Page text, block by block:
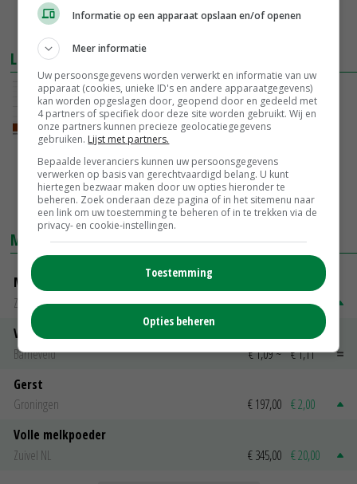
LEES OOK
Melkveebedrijf buiten EU groter dan er
binnen
26-01-2016
CBS: steeds grotere veehouderijbedrijven
22-12-2015
MARKTPRIJZEN
Magere melkpoeder
Zuivel NL
€ 269,00 € 7,00
Vleeskuikens 2001-2600 gr
Barneveld
€ 1,09~ € 1,11
Gerst
Groningen
€ 197,00 € 2,00
Volle melkpoeder
Zuivel NL
€ 345,00 € 20,00
Informatie op een apparaat opslaan en/of openen
Meer informatie
Uw persoonsgegevens worden verwerkt en informatie van uw
apparaat (cookies, unieke ID's en andere apparaatgegevens)
kan worden opgeslagen door, geopend door en gedeeld met
4 partners of specifiek door deze site worden gebruikt. Wij en
onze partners kunnen precieze geolocatiegegevens
gebruiken. Lijst met partners.
Bepaalde leveranciers kunnen uw persoonsgegevens
verwerken op basis van gerechtvaardigd belang. U kunt
hiertegen bezwaar maken door uw opties hieronder te
beheren. Zoek onderaan deze pagina of in het sitemenu naar
een link om uw toestemming te beheren of in te trekken via de
privacy- en cookie-instellingen.
Toestemming
Opties beheren